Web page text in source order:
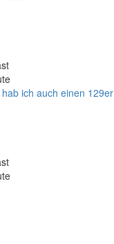
hab ich auch einen 129er